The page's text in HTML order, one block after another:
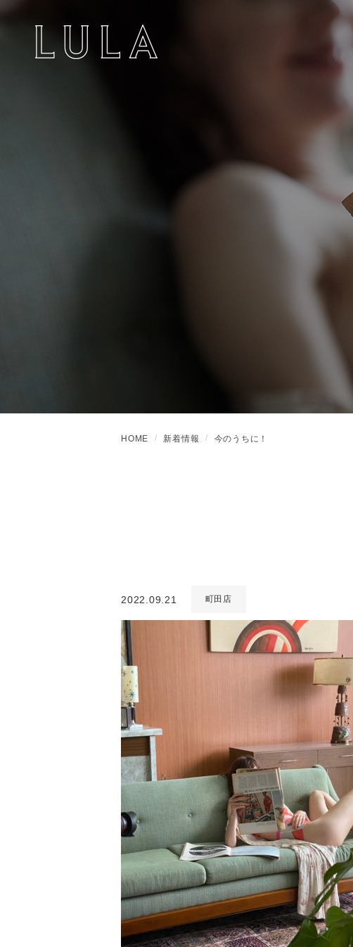
HOME 新着情報 今のうちに！
2022.09.21 町田店